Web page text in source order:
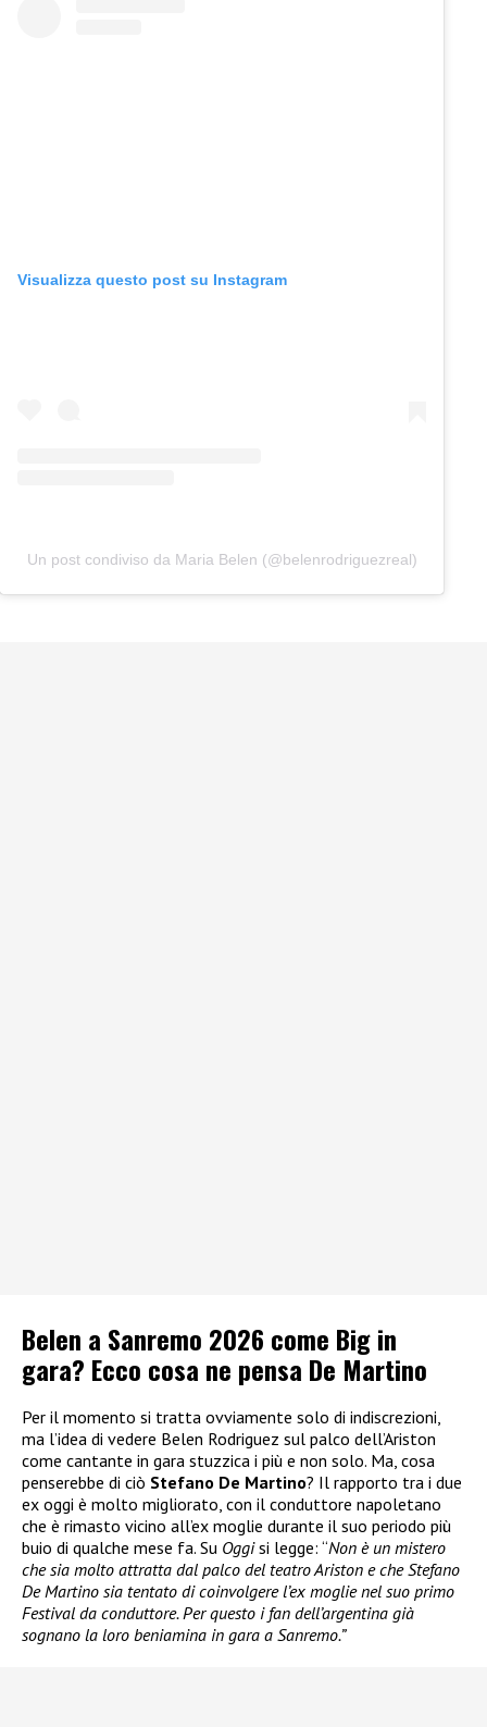
Visualizza questo post su Instagram
Un post condiviso da Maria Belen (@belenrodriguezreal)
Belen a Sanremo 2026 come Big in
gara? Ecco cosa ne pensa De Martino
Per il momento si tratta ovviamente solo di indiscrezioni,
ma l’idea di vedere Belen Rodriguez sul palco dell’Ariston
come cantante in gara stuzzica i più e non solo. Ma, cosa
penserebbe di ciò Stefano De Martino? Il rapporto tra i due
ex oggi è molto migliorato, con il conduttore napoletano
che è rimasto vicino all’ex moglie durante il suo periodo più
buio di qualche mese fa. Su Oggisi legge: “Non è un mistero
che sia molto attratta dal palco del teatro Ariston e che Stefano
De Martino sia tentato di coinvolgere l’ex moglie nel suo primo
Festival da conduttore. Per questo i fan dell’argentina già
sognano la loro beniamina in gara a Sanremo.”